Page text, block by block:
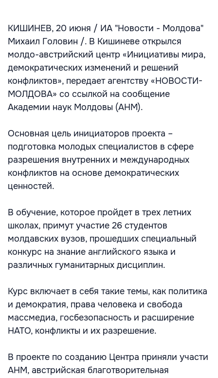
КИШИНЕВ, 20 июня / ИА "Новости - Молдова"
Михаил Головин /. В Кишиневе открылся
молдо-австрийский центр «Инициативы мира,
демократических изменений и решений
конфликтов», передает агентству «НОВОСТИ-
МОЛДОВА» со ссылкой на сообщение
Академии наук Молдовы (АНМ).
Основная цель инициаторов проекта –
подготовка молодых специалистов в сфере
разрешения внутренних и международных
конфликтов на основе демократических
ценностей.
В обучение, которое пройдет в трех летних
школах, примут участие 26 студентов
молдавских вузов, прошедших специальный
конкурс на знание английского языка и
различных гуманитарных дисциплин.
Курс включает в себя такие темы, как политика
и демократия, права человека и свобода
массмедиа, госбезопасность и расширение
НАТО, конфликты и их разрешение.
В проекте по созданию Центра приняли участи
АНМ, австрийская благотворительная